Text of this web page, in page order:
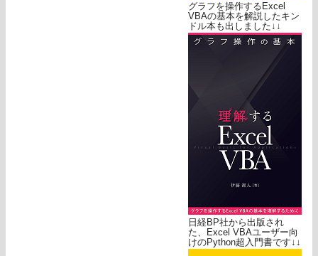
グラフを操作するExcel
VBAの基本を解説したキン
ドル本も出しました↓↓
日経BP社から出版され
た、Excel VBAユーザー向
けのPython超入門書です↓↓